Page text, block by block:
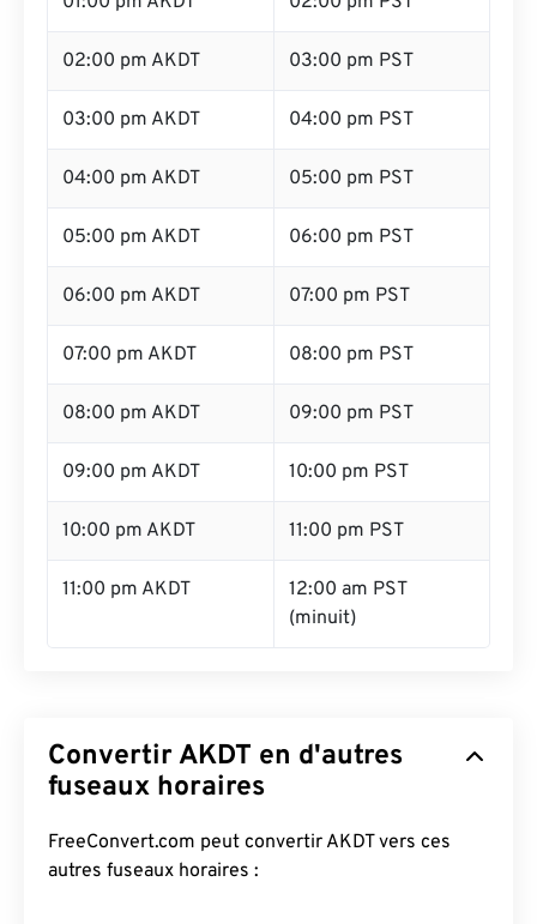
02:00 pm AKDT 03:00 pm PST
03:00 pm AKDT 04:00 pm PST
04:00 pm AKDT 05:00 pm PST
05:00 pm AKDT 06:00 pm PST
06:00 pm AKDT 07:00 pm PST
07:00 pm AKDT 08:00 pm PST
08:00 pm AKDT 09:00 pm PST
09:00 pm AKDT 10:00 pm PST
10:00 pm AKDT 11:00 pm PST
11:00 pm AKDT
12:00 am PST
(minuit)
Convertir AKDT en d'autres
fuseaux horaires
FreeConvert.com peut convertir AKDT vers ces
autres fuseaux horaires :